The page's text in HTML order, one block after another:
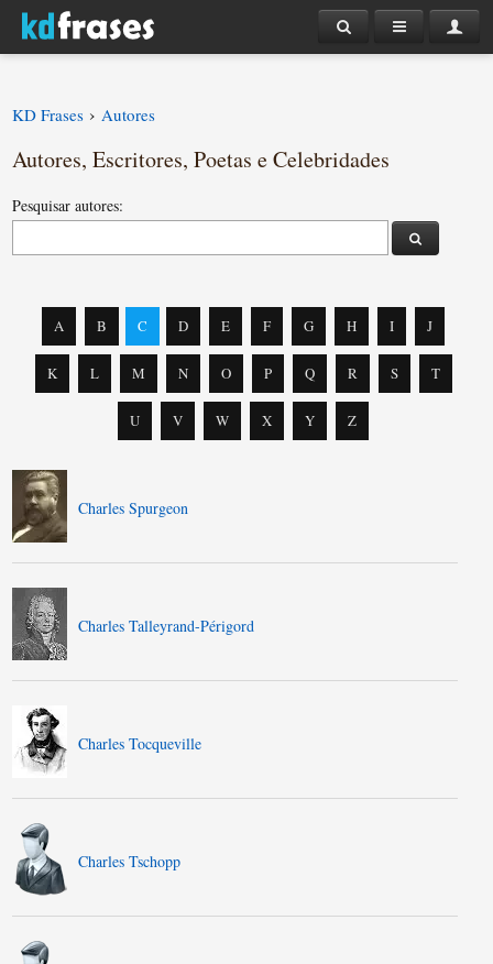
KD Frases › Autores
Autores, Escritores, Poetas e Celebridades
Pesquisar autores:
A B C D E F G H I J
K L M N O P Q R S T
U V W X Y Z
Charles Spurgeon
Charles Talleyrand-Périgord
Charles Tocqueville
Charles Tschopp